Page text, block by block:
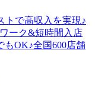
トで高収入を実現♪
ーク&短時間入店
OK♪全国600店舗